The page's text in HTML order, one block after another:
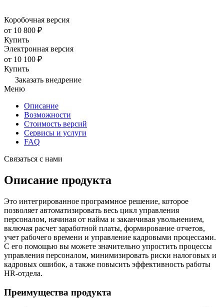
Коробочная версия
от 10 800 ₽
Купить
Электронная версия
от 10 100 ₽
Купить
Заказать внедрение
Меню
Описание
Возможности
Стоимость версий
Сервисы и услуги
FAQ
Связаться с нами
Описание продукта
Это интегрированное программное решение, которое
позволяет автоматизировать весь цикл управления
персоналом, начиная от найма и заканчивая увольнением,
включая расчет заработной платы, формирование отчетов,
учет рабочего времени и управление кадровыми процессами.
С его помощью вы можете значительно упростить процессы
управления персоналом, минимизировать риски налоговых и
кадровых ошибок, а также повысить эффективность работы
HR-отдела.
Преимущества продукта